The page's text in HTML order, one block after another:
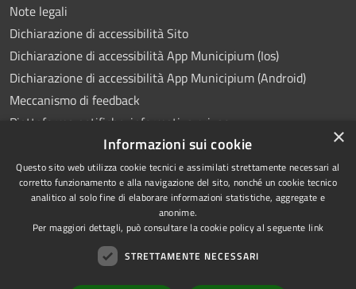
Note legali
Dichiarazione di accessibilità Sito
Dichiarazione di accessibilità App Municipium (Ios)
Dichiarazione di accessibilità App Municipium (Android)
Meccanismo di feedback
Piattaforma notifiche: informativa privacy
Videosorveglianza
×
Informazioni sui cookie
Questo sito web utilizza cookie tecnici e assimilati strettamente necessari al
corretto funzionamento e alla navigazione del sito, nonché un cookie tecnico
analitico al solo fine di elaborare informazioni statistiche, aggregate e
anonime.
Per maggiori dettagli, può consultare la cookie policy al seguente link
STRETTAMENTE NECESSARI